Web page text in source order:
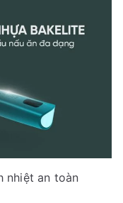
nhiệt an toàn